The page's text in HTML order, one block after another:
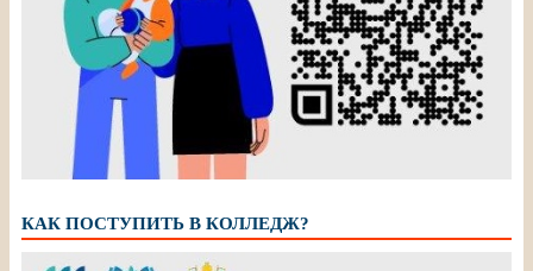
КАК ПОСТУПИТЬ В КОЛЛЕДЖ?